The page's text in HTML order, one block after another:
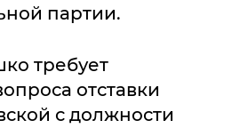
партии.
требует
отставки
с должности